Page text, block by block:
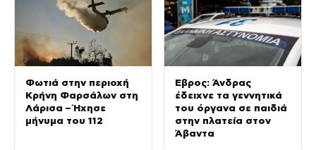
Φωτιά στην περιοχή
Κρήνη Φαρσάλων στη
Λάρισα – Ήχησε
μήνυμα του 112
Έβρος: Άνδρας
έδειχνε τα γεννητικά
του όργανα σε παιδιά
στην πλατεία στον
Άβαντα